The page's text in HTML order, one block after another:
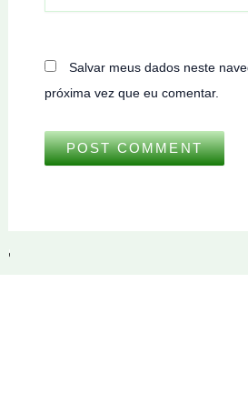
Salvar meus dados neste
próxima vez que eu comentar.